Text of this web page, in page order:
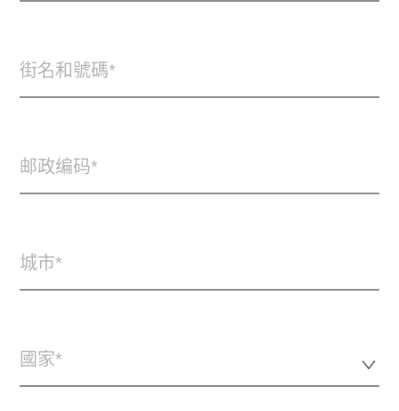
街名和號碼
邮政编码
城市
國家*